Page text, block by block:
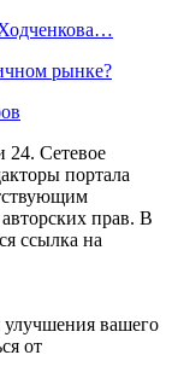
рынке?
24. Сетевое
портала
прав. В
ссылка на
улучшения вашего
от